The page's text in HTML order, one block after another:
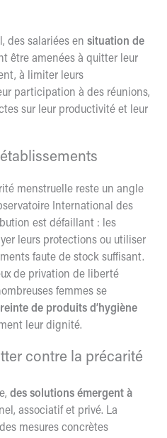
des salariées en situation de
être amenées à quitter leur
à limiter leurs
participation à des réunions,
sur leur productivité et leur
menstruelle reste un angle
International des
est défaillant : les
leurs protections ou utiliser
faute de stock suffisant.
de privation de liberté
femmes se
de produits d’hygiène
leur dignité.
contre la précarité
des solutions émergent à
associatif et privé. La
mesures concrètes